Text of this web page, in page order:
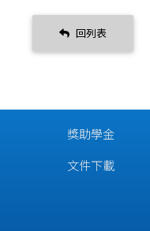
回列表
獎助學金
文件下載